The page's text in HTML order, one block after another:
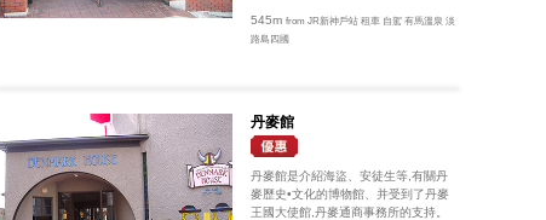
545mfrom JR新神戶站 租車 自駕 有馬溫泉 淡
路島四國
丹麥館
丹麥館是介紹海盜、安徒生等,有關丹
麥歷史•文化的博物館、并受到了丹麥
王國大使館,丹麥通商事務所的支持。